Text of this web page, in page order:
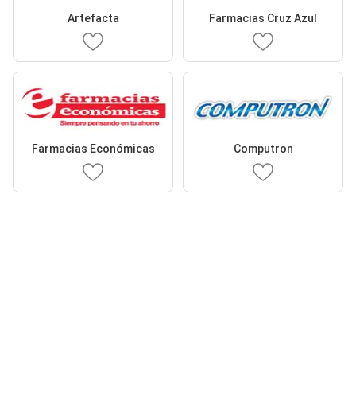
Artefacta Farmacias Cruz Azul
Farmacias Económicas Computron